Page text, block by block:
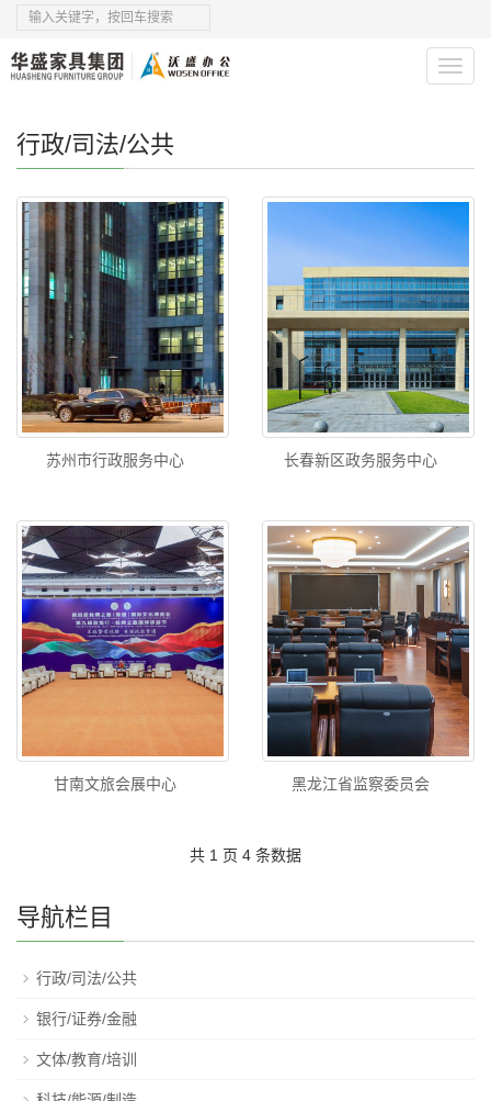
行政/司法/公共
苏州市行政服务中心 长春新区政务服务中心
甘南文旅会展中心 黑龙江省监察委员会
共 1 页 4 条数据
导航栏目
行政/司法/公共
银行/证券/金融
文体/教育/培训